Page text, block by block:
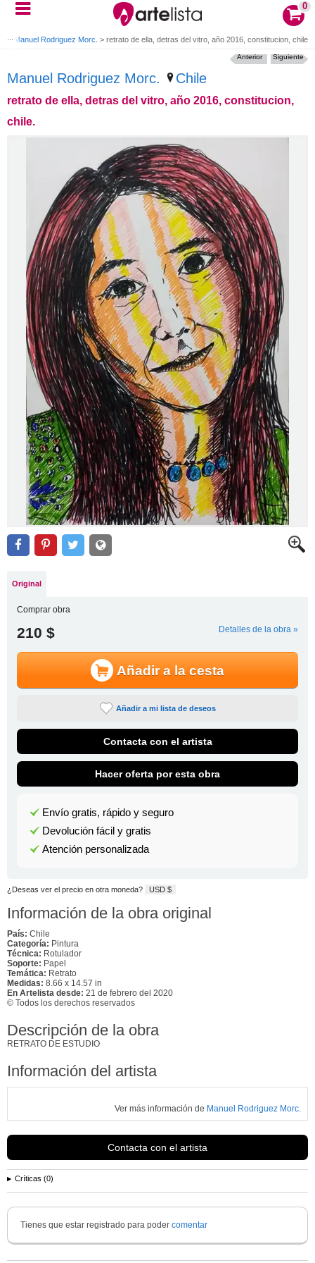
0
> Manuel Rodriguez Morc. > retrato de ella, detras del vitro, año 2016, constitucion, chile.
Manuel Rodriguez Morc. Chile
retrato de ella, detras del vitro, año 2016, constitucion,
chile.
Siguiente
Anterior
Original
Comprar obra
210 $ Detalles de la obra »
Añadir a la cesta
Añadir a mi lista de deseos
Contacta con el artista
Hacer oferta por esta obra
Envío gratis, rápido y seguro
Devolución fácil y gratis
Atención personalizada
¿Deseas ver el precio en otra moneda? USD $
Información de la obra original
País: Chile
Categoría: Pintura
Técnica: Rotulador
Soporte: Papel
Temática: Retrato
Medidas: 8.66 x 14.57 in
En Artelista desde: 21 de febrero del 2020
© Todos los derechos reservados
Descripción de la obra
RETRATO DE ESTUDIO
Información del artista
Ver más información de Manuel Rodriguez Morc.
Contacta con el artista
Críticas (0)
Tienes que estar registrado para poder comentar